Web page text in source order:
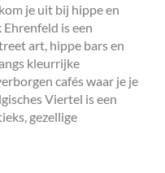
je uit bij hippe en
is een
art, hippe bars en
kleurrijke
cafés waar je je
Viertel is een
gezellige